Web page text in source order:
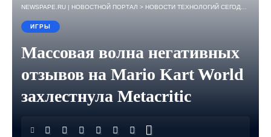
NEWSPAPE.RU | НОВОСТНОЙ ПОРТАЛ > НОВОСТИ ТЕХНОЛОГИЙ СЕГОДНЯ — ИГРЫ, НАУКА, ГАДЖЕТЫ, БИЗНЕС.
ИГРЫ
Массовая волна негативных
отзывов на Mario Kart World
захлестнула Metacritic